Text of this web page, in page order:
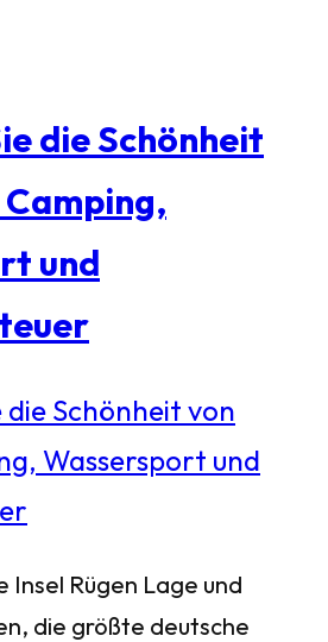
die Schönheit
und
Insel Rügen Lage und
die größte deutsche